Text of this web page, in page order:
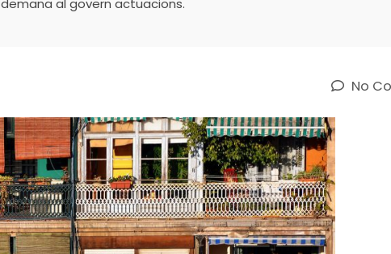
al govern actuacions.
No